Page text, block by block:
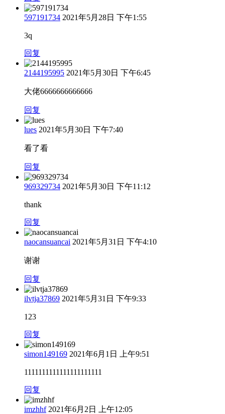
597191734 2021年5月28日 下午1:55
3q
回复
2144195995 2021年5月30日 下午6:45
大佬6666666666666
回复
lues 2021年5月30日 下午7:40
看了看
回复
969329734 2021年5月30日 下午11:12
thank
回复
naocansuancai 2021年5月31日 下午4:10
谢谢
回复
ilvtja37869 2021年5月31日 下午9:33
123
回复
simon149169 2021年6月1日 上午9:51
1111111111111111111111
回复
imzhhf 2021年6月2日 上午12:05